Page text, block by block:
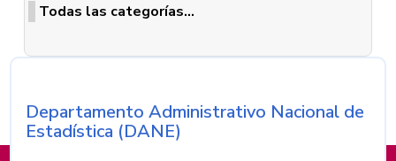
Todas las categorías...
Nombre de la entidad
Departamento Administrativo Nacional de
Estadística (DANE)